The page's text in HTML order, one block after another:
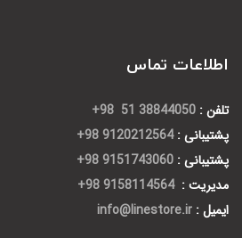
اطلاعات تماس
تلفن : 38844050 51 98+
پشتیبانی : 9120212564 98+
پشتیبانی : 9151743060 98+
مدیریت : 9158114564 98+
ایمیل : info@linestore.ir